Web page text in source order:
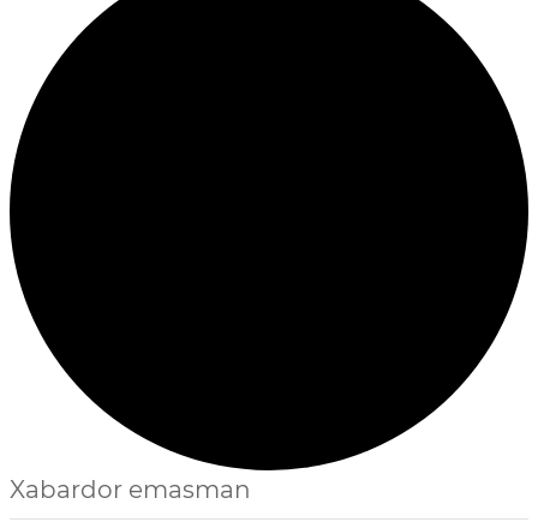
Xabardor emasman